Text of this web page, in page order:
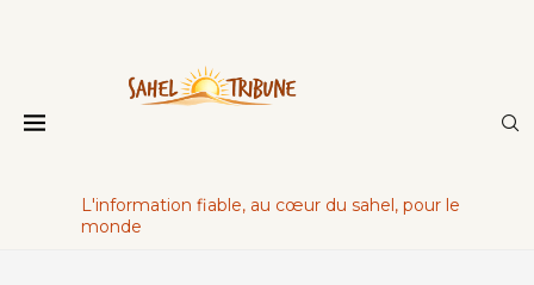
L'information fiable, au cœur du sahel, pour le
monde